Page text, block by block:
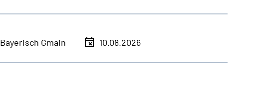
Bayerisch Gmain 10.08.2026